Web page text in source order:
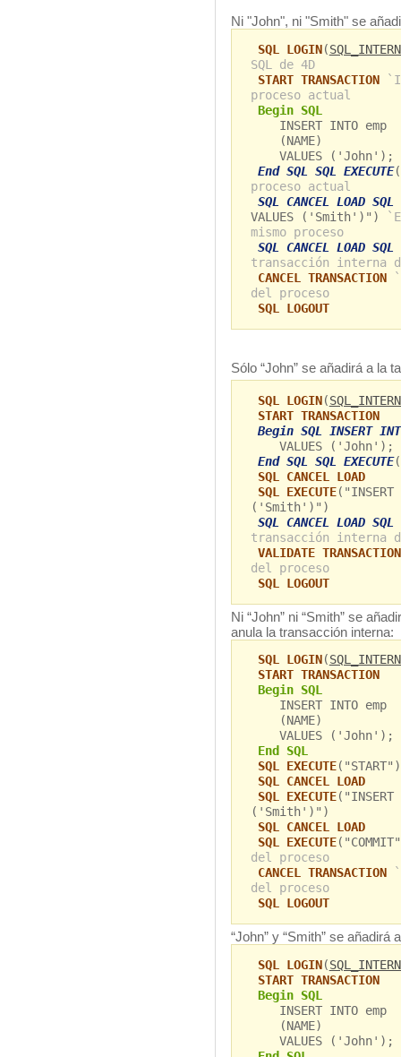
Ni "John", ni "Smith" se
SQL LOGIN(
SQL de 4D
START TRANSACTION
proceso actual
Begin SQL
INSERT INTO emp
(NAME)
VALUES ('John');
End SQL SQL EXECUTE
proceso actual
SQL CANCEL LOAD SQL
VALUES ('Smith')")
mismo proceso
SQL CANCEL LOAD SQL
transacción interna
CANCEL TRANSACTION
del proceso
SQL LOGOUT
Sólo “John” se añadirá a la
SQL LOGIN(
START TRANSACTION
Begin SQL INSERT
VALUES ('John');
End SQL SQL EXECUTE
SQL CANCEL LOAD
SQL EXECUTE("INSERT
('Smith')")
SQL CANCEL LOAD SQL
transacción interna
VALIDATE TRANSACTION
del proceso
SQL LOGOUT
Ni “John” ni “Smith” se
anula la transacción interna:
SQL LOGIN(
START TRANSACTION
Begin SQL
INSERT INTO emp
(NAME)
VALUES ('John');
End SQL
SQL EXECUTE("START")
SQL CANCEL LOAD
SQL EXECUTE("INSERT
('Smith')")
SQL CANCEL LOAD
SQL EXECUTE
del proceso
CANCEL TRANSACTION
del proceso
SQL LOGOUT
“John” y “Smith” se añadirá
SQL LOGIN(
START TRANSACTION
Begin SQL
INSERT INTO emp
(NAME)
VALUES ('John');